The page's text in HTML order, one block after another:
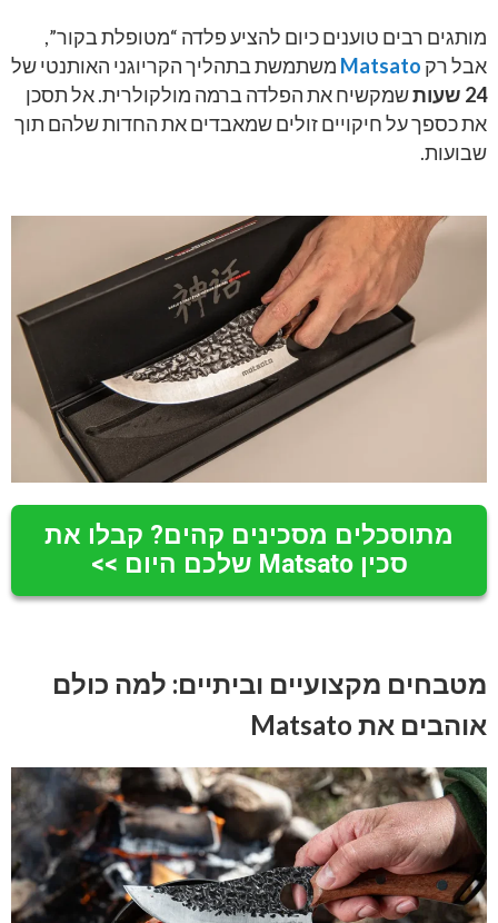
מותגים רבים טוענים כיום להציע פלדה “מטופלת בקור”,
אבל רק Matsato משתמשת בתהליך הקריוגני האותנטי של
24 שעותשמקשיח את הפלדה ברמה מולקולרית. אל תסכן
את כספך על חיקויים זולים שמאבדים את החדות שלהם תוך
שבועות.
מתוסכלים מסכינים קהים? קבלו את
סכין Matsato שלכם היום >>
מטבחים מקצועיים וביתיים: למה כולם
אוהבים את Matsato